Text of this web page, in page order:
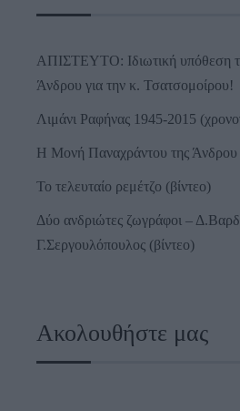
ΑΠΙΣΤΕΥΤΟ: Ιδιωτική υπόθεση
Άνδρου για την κ. Τσατσομοίρου!
Λιμάνι Ραφήνας 1945-2015
Η Μονή Παναχράντου της Άνδρου
Το τελευταίο ρεμέτζο (βίντεο)
Δύο ανδριώτες ζωγράφοι –
Γ.Σεργουλόπουλος (βίντεο)
Ακολουθήστε μας